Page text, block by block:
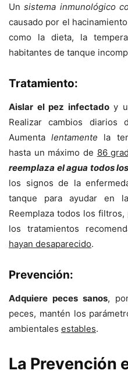
Unsistema inmunológico
causado por el
como la dieta, la
habitantes de tanque
Tratamiento:
Aislar el pez infectadoy
Realizar cambios
Aumentalentamente la
hasta un máximo de 86
reemplaza el agua todos
los signos de la
tanque para ayudar en
Reemplaza todos los
los tratamientos
hayan desaparecido.
Prevención:
Adquiere peces sanos,
peces, mantén los
ambientales estables.
La Prevención